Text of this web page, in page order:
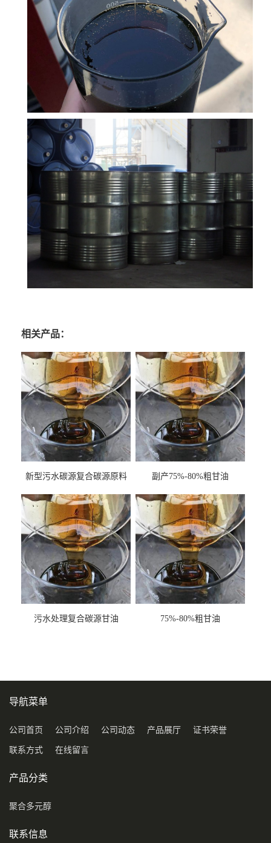
相关产品：
新型污水碳源复合碳源原料
副产75%-80%粗甘油
污水处理复合碳源甘油
75%-80%粗甘油
导航菜单
公司首页 公司介绍 公司动态 产品展厅 证书荣誉
联系方式 在线留言
产品分类
聚合多元醇
联系信息